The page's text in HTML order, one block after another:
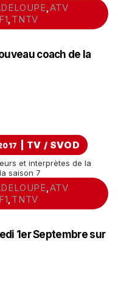
ATV
TNTV
coach de la
TV / SVOD
et interprètes de la
saison 7
ATV
TNTV
1er Septembre sur